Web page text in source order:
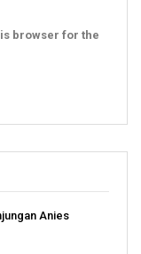
browser for the
Anies